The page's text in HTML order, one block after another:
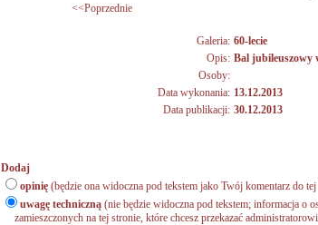
<<Poprzednie
Galeria: 60-lecie
Opis: Bal jubileuszowy
Osoby:
Data wykonania: 13.12.2013
Data publikacji: 30.12.2013
Dodaj
opinię (będzie ona widoczna pod tekstem jako Twój komentarz do
uwagę techniczną (nie będzie widoczna pod tekstem; informacja o
zamieszczonych na tej stronie, które chcesz przekazać